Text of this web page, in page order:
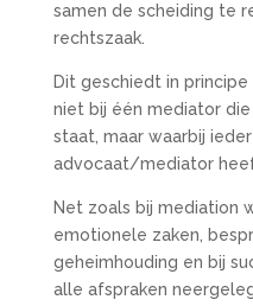
samen de scheiding te
rechtszaak.
Dit geschiedt in
niet bij één mediator
staat, maar waarbij
advocaat/mediator
Net zoals bij mediation
emotionele zaken,
geheimhouding en bij
alle afspraken